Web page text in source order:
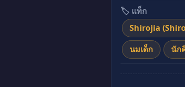
🏷️ แท็ก
Shirojia
นมเด็ก
นัก